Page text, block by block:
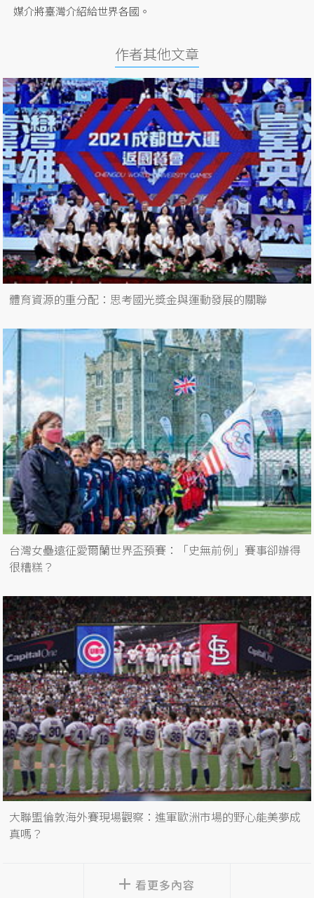
媒介將臺灣介紹給世界各國。
作者其他文章
體育資源的重分配：思考國光獎金與運動發展的關聯
台灣女壘遠征愛爾蘭世界盃預賽：「史無前例」賽事卻辦得
很糟糕？
大聯盟倫敦海外賽現場觀察：進軍歐洲市場的野心能美夢成
真嗎？
看更多內容